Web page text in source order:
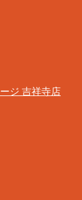
ジ 吉祥寺店